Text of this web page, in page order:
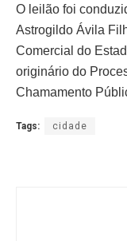
O leilão foi
Astrogildo Ávila
Comercial do
originário do
Chamamento
Tags: cidade